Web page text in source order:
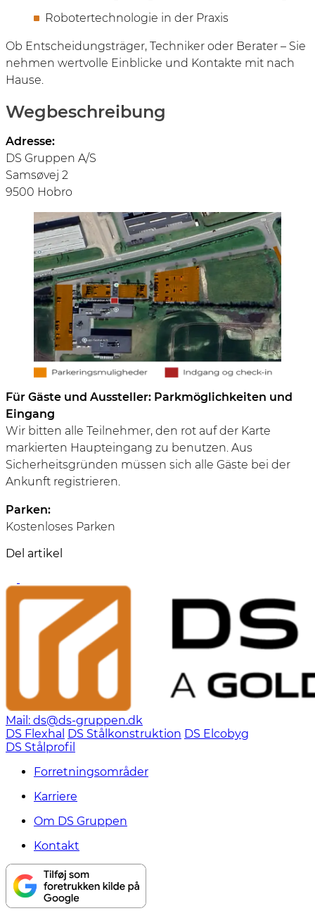
Robotertechnologie in der Praxis
Ob Entscheidungsträger, Techniker oder Berater – Sie
nehmen wertvolle Einblicke und Kontakte mit nach
Hause.
Wegbeschreibung
Adresse:
DS Gruppen A/S
Samsøvej 2
9500 Hobro
Für Gäste und Aussteller: Parkmöglichkeiten und
Eingang
Wir bitten alle Teilnehmer, den rot auf der Karte
markierten Haupteingang zu benutzen. Aus
Sicherheitsgründen müssen sich alle Gäste bei der
Ankunft registrieren.
Parken:
Kostenloses Parken
Del artikel
Mail: ds@ds-gruppen.dk
DS Flexhal DS Stålkonstruktion DS Elcobyg
DS Stålprofil
Forretningsområder
Karriere
Om DS Gruppen
Kontakt